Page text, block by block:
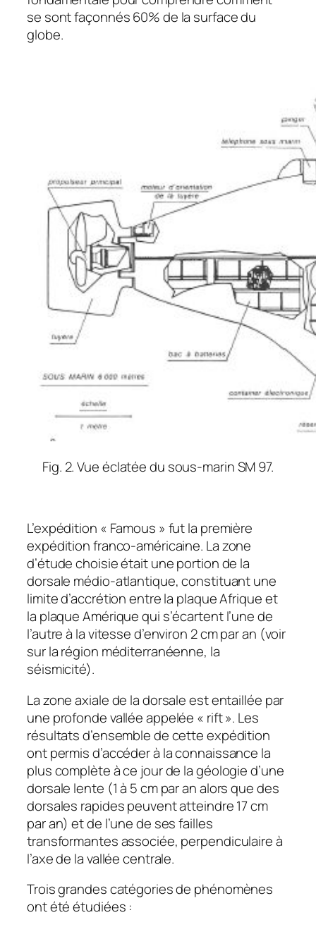
se sont façonnés 60% de la surface du
globe.
Fig. 2. Vue éclatée du sous-marin SM 97.
L’expédition « Famous » fut la première
expédition franco-américaine. La zone
d’étude choisie était une portion de la
dorsale médio-atlantique, constituant une
limite d’accrétion entre la plaque Afrique et
la plaque Amérique qui s’écartent l’une de
l’autre à la vitesse d’environ 2 cm par an (voir
sur la région méditerranéenne, la
séismicité).
La zone axiale de la dorsale est entaillée par
une profonde vallée appelée « rift ». Les
résultats d’ensemble de cette expédition
ont permis d’accéder à la connaissance la
plus complète à ce jour de la géologie d’une
dorsale lente (1 à 5 cm par an alors que des
dorsales rapides peuvent atteindre 17 cm
par an) et de l’une de ses failles
transformantes associée, perpendiculaire à
l’axe de la vallée centrale.
Trois grandes catégories de phénomènes
ont été étudiées :